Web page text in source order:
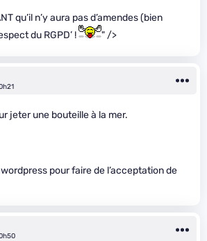
qu’il n’y aura pas d’amendes (bien
du RGPD’ !
" />
jeter une bouteille à la mer.
wordpress pour faire de l’acceptation de